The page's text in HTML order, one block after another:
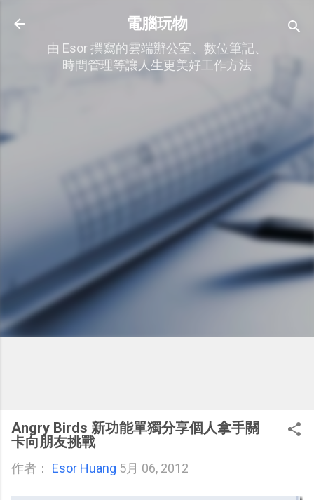
跳到主要內容
電腦玩物
由 Esor 撰寫的雲端辦公室、數位筆記、
時間管理等讓人生更美好工作方法
Angry Birds 新功能單獨分享個人拿手關
卡向朋友挑戰
作者： Esor Huang 5月 06, 2012